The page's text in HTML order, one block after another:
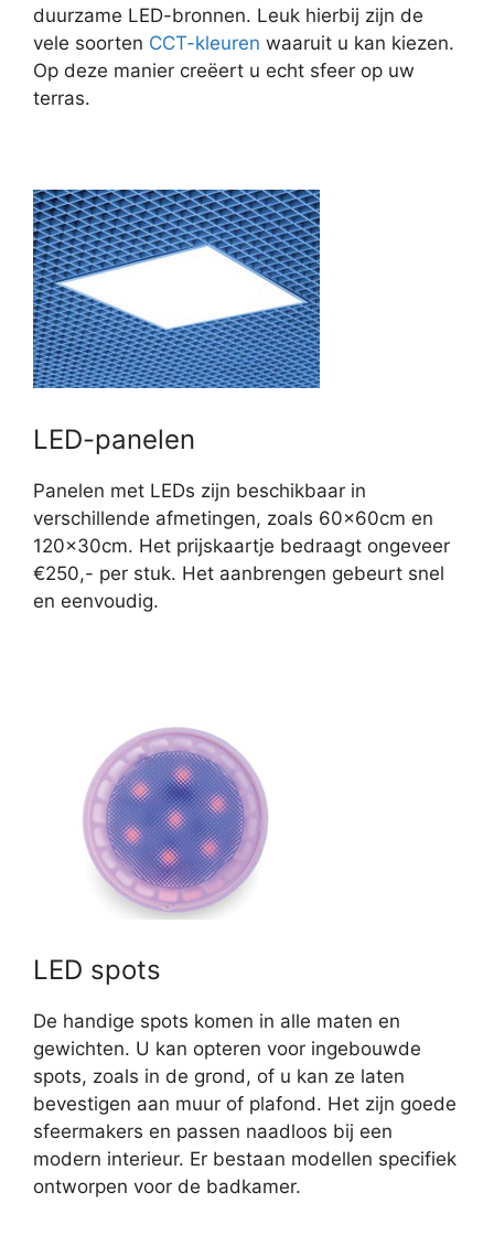
duurzame LED-bronnen. Leuk hierbij zijn de
vele soorten CCT-kleuren waaruit u kan kiezen.
Op deze manier creëert u echt sfeer op uw
terras.
LED-panelen
Panelen met LEDs zijn beschikbaar in
verschillende afmetingen, zoals 60x60cm en
120x30cm. Het prijskaartje bedraagt ongeveer
€250,- per stuk. Het aanbrengen gebeurt snel
en eenvoudig.
LED spots
De handige spots komen in alle maten en
gewichten. U kan opteren voor ingebouwde
spots, zoals in de grond, of u kan ze laten
bevestigen aan muur of plafond. Het zijn goede
sfeermakers en passen naadloos bij een
modern interieur. Er bestaan modellen specifiek
ontworpen voor de badkamer.